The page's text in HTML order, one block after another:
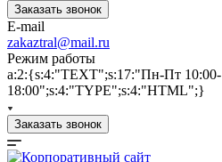
Заказать звонок
E-mail
zakaztral@mail.ru
Режим работы
a:2:{s:4:"TEXT";s:17:"Пн-Пт 10:00-
18:00";s:4:"TYPE";s:4:"HTML";}
Заказать звонок